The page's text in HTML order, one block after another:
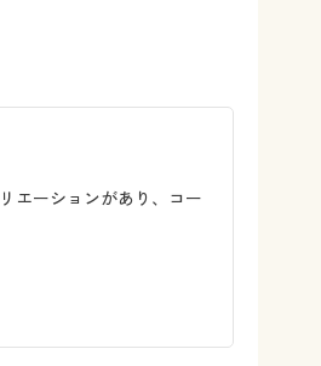
エーションがあり、コー